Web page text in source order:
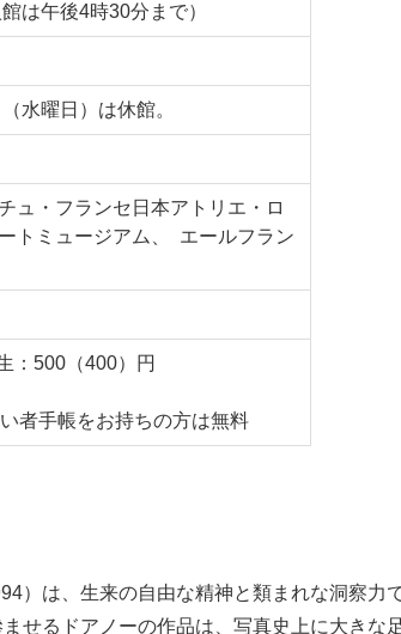
は午後4時30分まで）
水曜日）は休館。
ュ・フランセ日本アトリエ・ロ
トミュージアム、 エールフラン
：500（400）円
者手帳をお持ちの方は無料
）は、生来の自由な精神と類まれな洞察
せるドアノーの作品は、写真史上に大き